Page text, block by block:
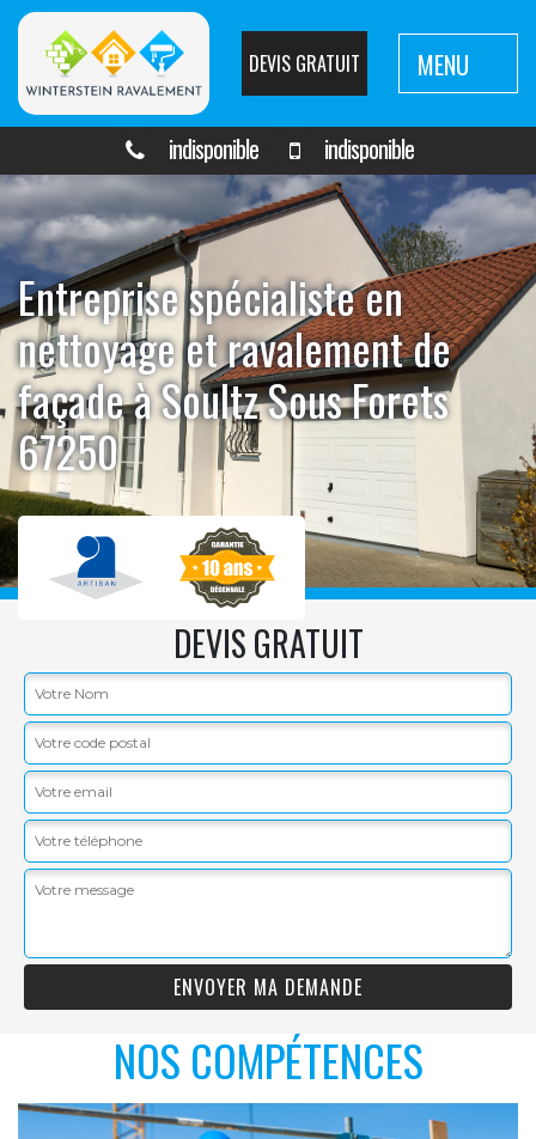
DEVIS GRATUIT MENU
indisponible indisponible
Entreprise spécialiste en
nettoyage et ravalement de
façade à Soultz Sous Forets
67250
DEVIS GRATUIT
NOS COMPÉTENCES